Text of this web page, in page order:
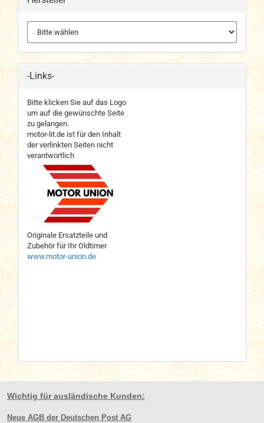
-Links-
Bitte klicken Sie auf das Logo
um auf die gewünschte Seite
zu gelangen.
motor-lit.de ist für den Inhalt
der verlinkten Seiten nicht
verantwortlich
Originale Ersatzteile und
Zubehör für Ihr Oldtimer
www.motor-union.de
Wichtig für ausländische Kunden:
Neue AGB der Deutschen Post AG